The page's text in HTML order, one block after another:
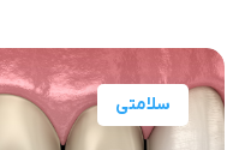
سلامتی